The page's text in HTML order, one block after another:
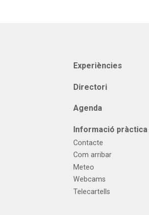
Experiències
Directori
Agenda
Informació pràctica
Contacte
Com arribar
Meteo
Webcams
Telecartells